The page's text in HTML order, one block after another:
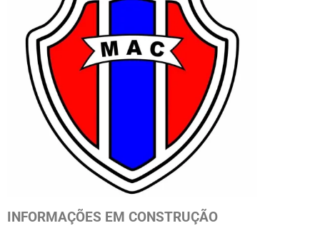
INFORMAÇÕES EM CONSTRUÇÃO